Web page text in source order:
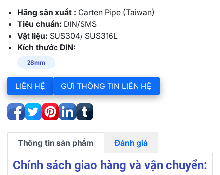
Hãng sản xuất : Carten Pipe (Taiwan)
Tiêu chuẩn: DIN/SMS
Vật liệu: SUS304/ SUS316L
Kích thước DIN:
28mm
LIÊN HỆ GỬI THÔNG TIN LIÊN HỆ
Thông tin sản phẩm Đánh giá
Chính sách giao hàng và vận chuyển: